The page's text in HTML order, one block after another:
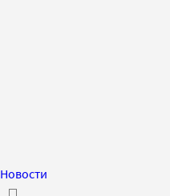
Новости